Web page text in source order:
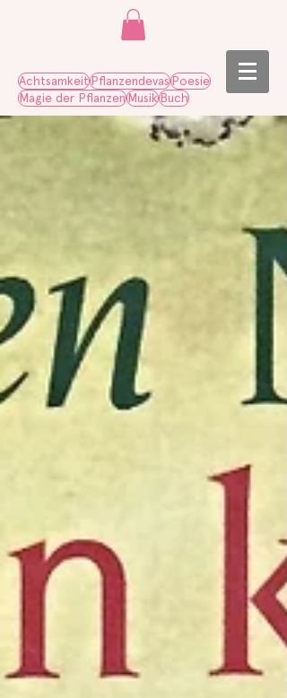
AchtsamkeitPflanzendevasPoesie
Magie der PflanzenMusikBuch